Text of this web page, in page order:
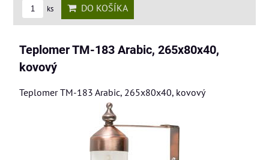
ks DO KOŠÍKA
Teplomer TM-183 Arabic, 265x80x40,
kovový
Teplomer TM-183 Arabic, 265x80x40, kovový